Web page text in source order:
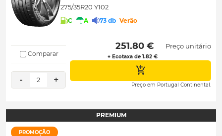
275/35R20 Y102
C A 73 db Verão
Comparar
- 2 +
251.80 €
+ Ecotaxa de 1.82 €
Preço unitário
Preço em Portugal Continental.
PREMIUM
PROMOÇÃO